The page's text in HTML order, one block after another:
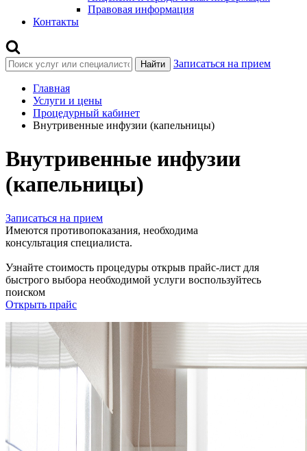
Правовая информация
Контакты
Найти Записаться на прием
Главная
Услуги и цены
Процедурный кабинет
Внутривенные инфузии (капельницы)
Внутривенные инфузии
(капельницы)
Записаться на прием
Имеются противопоказания, необходима
консультация специалиста.
Узнайте стоимость процедуры открыв прайс-лист для
быстрого выбора необходимой услуги воспользуйтесь
поиском
Открыть прайс